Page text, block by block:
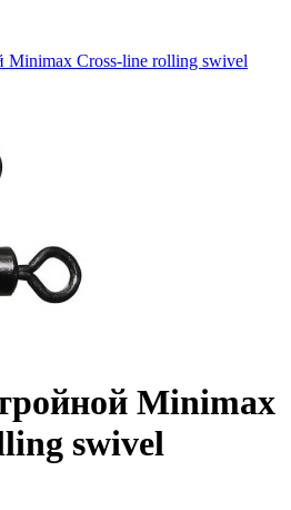
Cross-line rolling swivel
Minimax
swivel